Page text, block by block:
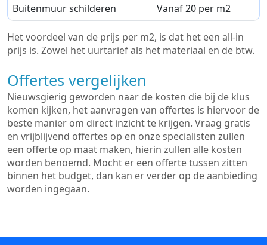
Buitenmuur schilderen
Vanaf 20 per m2
Het voordeel van de prijs per m2, is dat het een all-in
prijs is. Zowel het uurtarief als het materiaal en de btw.
Offertes vergelijken
Nieuwsgierig geworden naar de kosten die bij de klus
komen kijken, het aanvragen van offertes is hiervoor de
beste manier om direct inzicht te krijgen. Vraag gratis
en vrijblijvend offertes op en onze specialisten zullen
een offerte op maat maken, hierin zullen alle kosten
worden benoemd. Mocht er een offerte tussen zitten
binnen het budget, dan kan er verder op de aanbieding
worden ingegaan.